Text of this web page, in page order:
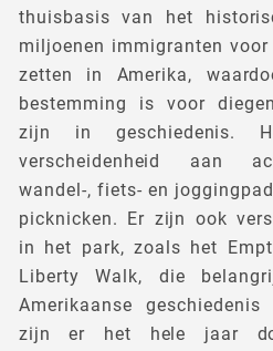
thuisbasis van het
miljoenen immigranten
zetten in Amerika,
bestemming is voor
zijn in geschiedenis.
verscheidenheid aan
wandel-, fiets- en
picknicken. Er zijn ook
in het park, zoals het
Liberty Walk, die
Amerikaanse
zijn er het hele jaar